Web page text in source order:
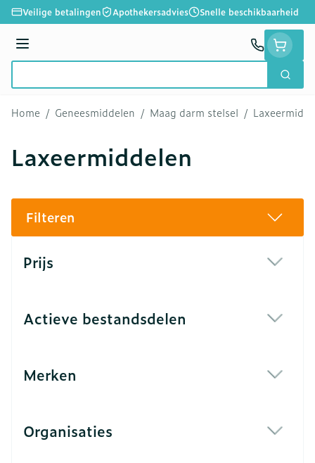
Ga naar de inhoud
Veilige betalingen Apothekersadvies Snelle beschikbaarheid
Menu
Zoek
Home / Geneesmiddelen / Maag darm stelsel /
Laxeermiddelen
Filteren
Prijs
Actieve bestandsdelen
Merken
Organisaties